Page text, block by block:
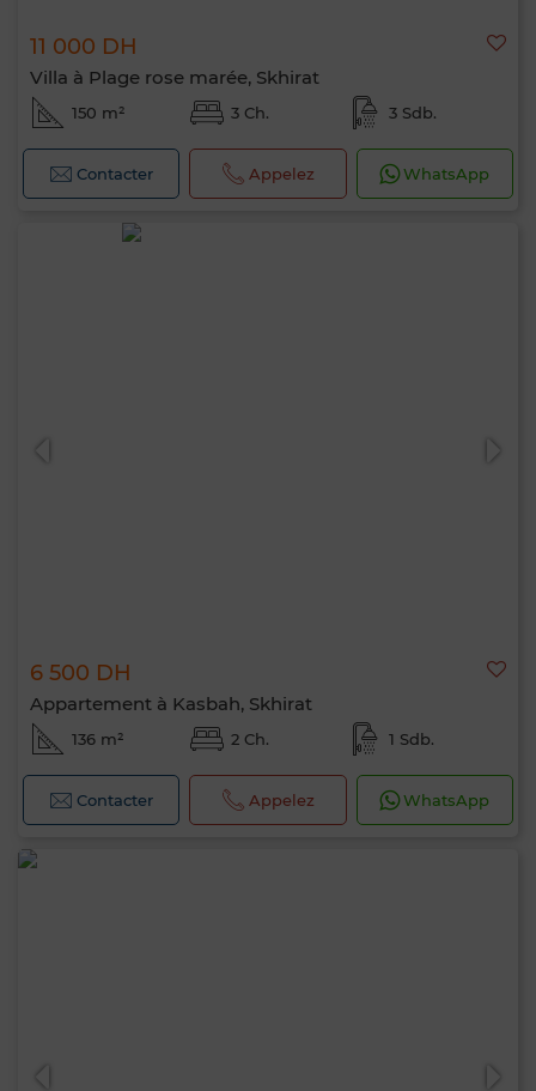
11 000 DH
Villa à Plage rose marée, Skhirat
150 m² 3 Ch. 3 Sdb.
Contacter Appelez WhatsApp
6 500 DH
Appartement à Kasbah, Skhirat
136 m² 2 Ch. 1 Sdb.
Contacter Appelez WhatsApp